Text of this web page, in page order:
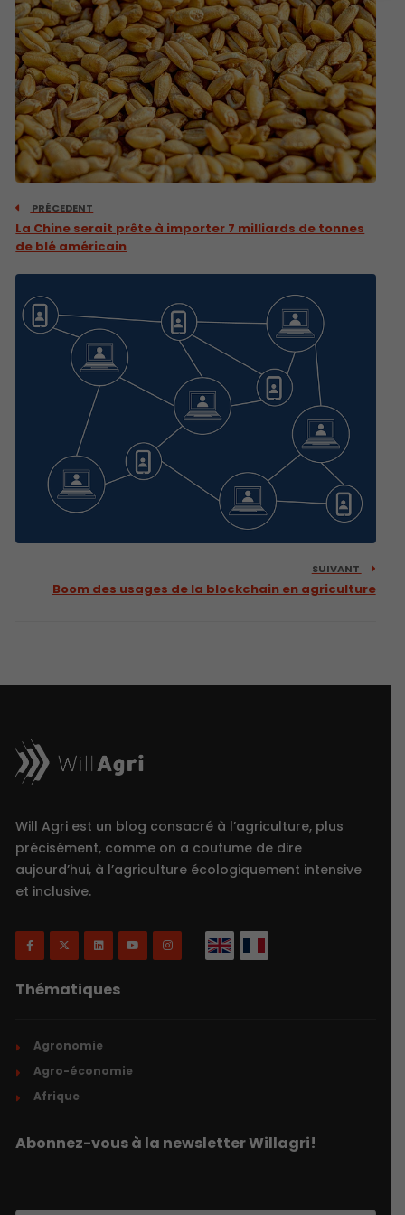
PRÉCEDENT
La Chine serait prête à importer 7 milliards de tonnes
de blé américain
SUIVANT
Boom des usages de la blockchain en agriculture
Will Agri est un blog consacré à l’agriculture, plus
précisément, comme on a coutume de dire
aujourd’hui, à l’agriculture écologiquement intensive
et inclusive.
Thématiques
Agronomie
Agro-économie
Afrique
Abonnez-vous à la newsletter Willagri!